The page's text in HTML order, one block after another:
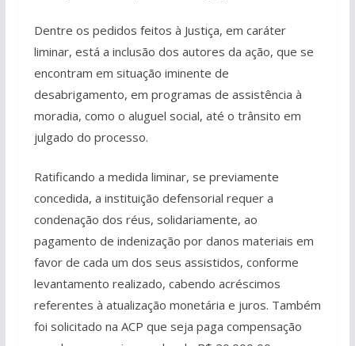
Dentre os pedidos feitos à Justiça, em caráter
liminar, está a inclusão dos autores da ação, que se
encontram em situação iminente de
desabrigamento, em programas de assistência à
moradia, como o aluguel social, até o trânsito em
julgado do processo.
Ratificando a medida liminar, se previamente
concedida, a instituição defensorial requer a
condenação dos réus, solidariamente, ao
pagamento de indenização por danos materiais em
favor de cada um dos seus assistidos, conforme
levantamento realizado, cabendo acréscimos
referentes à atualização monetária e juros. Também
foi solicitado na ACP que seja paga compensação